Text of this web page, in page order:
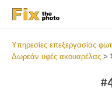
Υπηρεσίες επεξεργασίας
Δωρεάν υφές ακουαρέλας >